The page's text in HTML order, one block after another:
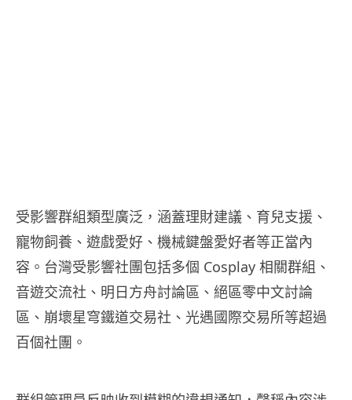
受影響群組類型廣泛，涵蓋理財建議、育兒支援、
寵物飼養、遊戲愛好、機械鍵盤愛好者等正當內
容。台灣受影響社團包括多個 Cosplay 相關群組、
音遊交流社、明日方舟討論區、絕區零中文討論
區、崩壞星穹鐵道交易社、光遇國際交易所等超過
百個社團。